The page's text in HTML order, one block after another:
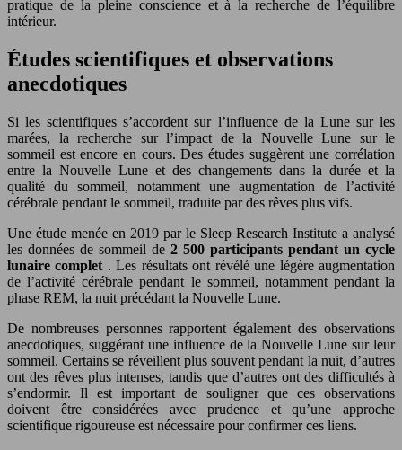
pratique de la pleine conscience et à la recherche de l’équilibre
intérieur.
Études scientifiques et observations
anecdotiques
Si les scientifiques s’accordent sur l’influence de la Lune sur les
marées, la recherche sur l’impact de la Nouvelle Lune sur le
sommeil est encore en cours. Des études suggèrent une corrélation
entre la Nouvelle Lune et des changements dans la durée et la
qualité du sommeil, notamment une augmentation de l’activité
cérébrale pendant le sommeil, traduite par des rêves plus vifs.
Une étude menée en 2019 par le Sleep Research Institute a analysé
les données de sommeil de 2 500 participants pendant un cycle
lunaire complet . Les résultats ont révélé une légère augmentation
de l’activité cérébrale pendant le sommeil, notamment pendant la
phase REM, la nuit précédant la Nouvelle Lune.
De nombreuses personnes rapportent également des observations
anecdotiques, suggérant une influence de la Nouvelle Lune sur leur
sommeil. Certains se réveillent plus souvent pendant la nuit, d’autres
ont des rêves plus intenses, tandis que d’autres ont des difficultés à
s’endormir. Il est important de souligner que ces observations
doivent être considérées avec prudence et qu’une approche
scientifique rigoureuse est nécessaire pour confirmer ces liens.